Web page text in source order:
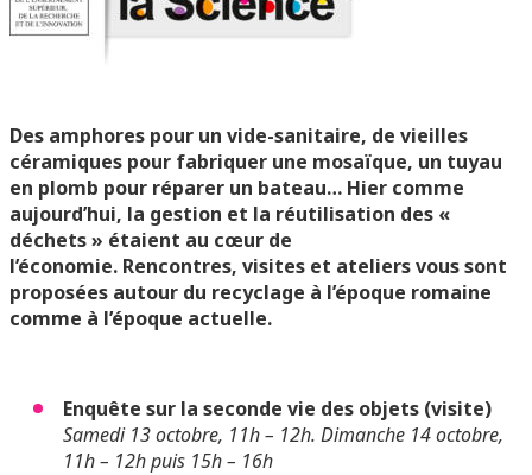
Des amphores pour un vide-sanitaire, de vieilles
céramiques pour fabriquer une mosaïque, un tuyau
en plomb pour réparer un bateau… Hier comme
aujourd’hui, la gestion et la réutilisation des «
déchets » étaient au cœur de
l’économie. Rencontres, visites et ateliers vous sont
proposées autour du recyclage à l’époque romaine
comme à l’époque actuelle.
Enquête sur la seconde vie des objets (visite)
Samedi 13 octobre, 11h – 12h. Dimanche 14 octobre,
11h – 12h puis 15h – 16h